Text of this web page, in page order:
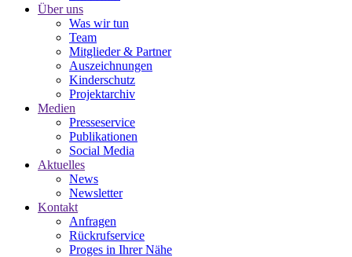
Über uns
Was wir tun
Team
Mitglieder & Partner
Auszeichnungen
Kinderschutz
Projektarchiv
Medien
Presseservice
Publikationen
Social Media
Aktuelles
News
Newsletter
Kontakt
Anfragen
Rückrufservice
Proges in Ihrer Nähe